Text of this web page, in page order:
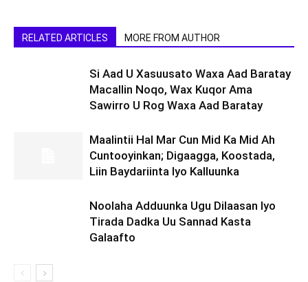
RELATED ARTICLES MORE FROM AUTHOR
Si Aad U Xasuusato Waxa Aad Baratay
Macallin Noqo, Wax Kuqor Ama
Sawirro U Rog Waxa Aad Baratay
Maalintii Hal Mar Cun Mid Ka Mid Ah
Cuntooyinkan; Digaagga, Koostada,
Liin Baydariinta Iyo Kalluunka
Noolaha Adduunka Ugu Dilaasan Iyo
Tirada Dadka Uu Sannad Kasta
Galaafto